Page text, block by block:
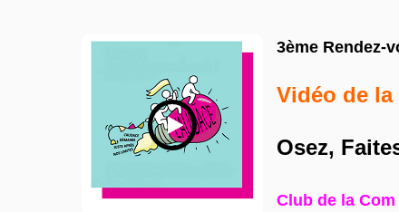
3ème Rendez-
Vidéo de la
Osez,
Club de la Com